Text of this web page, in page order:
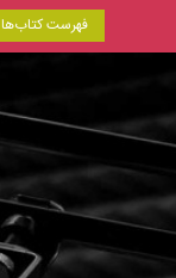
فهرست کتاب‌ها